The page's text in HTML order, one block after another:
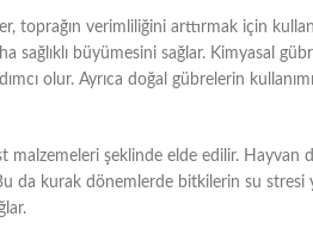
toprağın verimliliğini arttırmak için
büyümesini sağlar. Kimyasal
olur. Ayrıca doğal gübrelerin
şeklinde elde edilir. Hayvan
da kurak dönemlerde bitkilerin su stresi